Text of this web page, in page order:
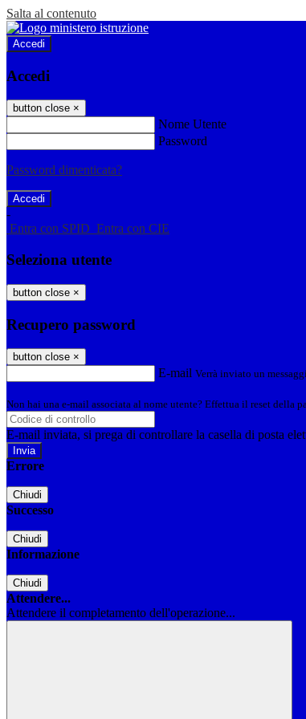
Salta al contenuto
Accedi
Accedi
button close ×
Nome Utente
Password
Password dimenticata?
-
Entra con SPID Entra con CIE
Seleziona utente
button close ×
Recupero password
button close ×
E-mail Verrà inviato un
Non hai una e-mail associata al nome utente? Effettua il reset della
E-mail inviata, si prega di controllare la casella di posta
Errore
Chiudi
Successo
Chiudi
Informazione
Chiudi
Attendere...
Attendere il completamento dell'operazione...